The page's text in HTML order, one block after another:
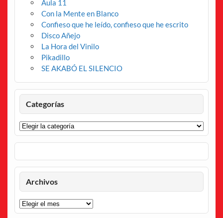
Aula 11
Con la Mente en Blanco
Confieso que he leído, confieso que he escrito
Disco Añejo
La Hora del Vinilo
Pikadillo
SE AKABÓ EL SILENCIO
Categorías
Categorías
Archivos
Archivos